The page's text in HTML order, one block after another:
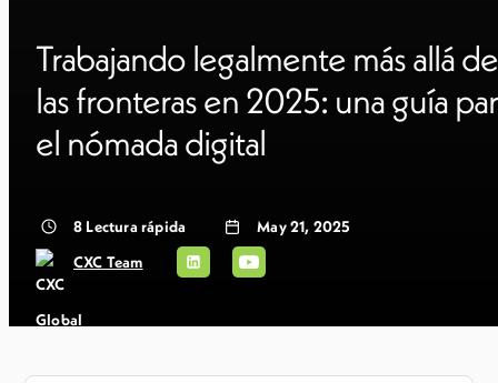
Trabajando legalmente más allá de
las fronteras en 2025: una guía
el nómada digital
8 Lectura rápida
May 21, 2025
CXC Team